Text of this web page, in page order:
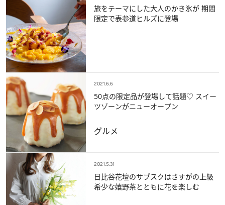
旅をテーマにした大人のかき氷が 期間
限定で表参道ヒルズに登場
2021.6.6
50点の限定品が登場して話題♡ スイー
ツゾーンがニューオープン
グルメ
2021.5.31
日比谷花壇のサブスクはさすがの上級
希少な嬉野茶とともに花を楽しむ